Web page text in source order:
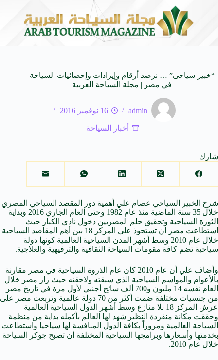
المنظمة العربية للسياحة تدعو لتخصيص خط هاتفي موحد 126 لتلقى بلاغات السائحين عند تعرضهم لأي مشاكل أثناء رحلاتهم السياحية بكافه الدول العربية
“خبير سياحى” … نرصد أرقام وإيرادات وإحصائيات السياحة
في مصر | مجلة السياحة العربية
admin 16 نوفمبر 2016
أخبار السياحة
شارك
شرح الخبير السياحي عصام علي أهمية دور المقصد السياحي المصري
خلال 35 سنة الماضية منذ عام 1982 وحتى العام الجاري 2016 وبداية
الثورة السياحية وتحقيق حلم المصريين دخول نادي الكبار حيث
استطاعت مصر أن تستحوذ على المركز 18 بين أهم المقاصد السياحية
خلال عام 2010 وسط أشهر المدن السياحية العالمية كونها دولة
سياحية تضم كافة مقومات السياحة الثقافية والترفيهية والعلاجية.
وأضاف علي أن عام 2010 كان عام الذروة السياحية في مصر مقارنة
بالأعوام والمواسم السياحية الذي سبقته ولاحقته حيث زار مصر خلال
العام نفسه 14 مليون و700 ألف سائح أجنبي لأول مرة في تاريخ مصر
من جنسيات مختلفة ضمت أكثر من 70 دولة عالمية وتربعت مصر على
عرش المركز 18 بلا منازع وسط أشهر الدول السياحية العالمية
وحققت مكانة منفردة النظير شهد لها العالم بأكمله بداية من منظمة
السياحة العالمية ومروراً بكافة الدول المنافسة لها سياحيا واستطاعت
بخدمتها وأسعارها وبرامجها السياحية المختلفة أن تصبح جوكر السياحة
خلال عام 2010.